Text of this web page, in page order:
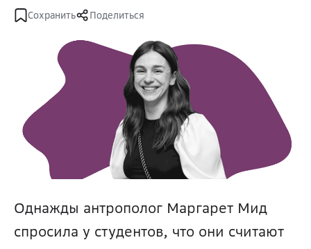
Сохранить Поделиться
Однажды антрополог Маргарет Мид
спросила у студентов, что они считают